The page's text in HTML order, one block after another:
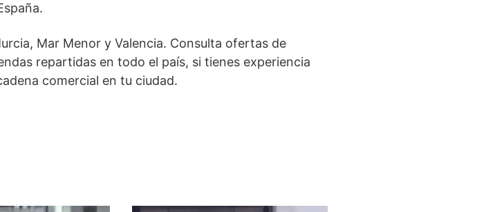
Mar Menor y Valencia. Consulta ofertas de
repartidas en todo el país, si tienes experiencia
comercial en tu ciudad.